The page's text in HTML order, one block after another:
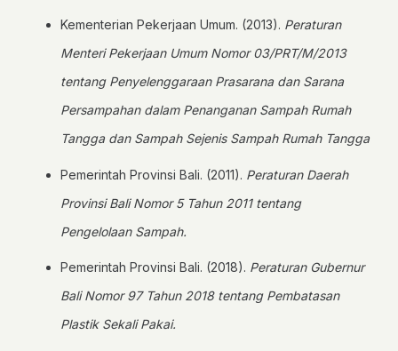
Kementerian Pekerjaan Umum. (2013). Peraturan
Menteri Pekerjaan Umum Nomor 03/PRT/M/2013
tentang Penyelenggaraan Prasarana dan Sarana
Persampahan dalam Penanganan Sampah Rumah
Tangga dan Sampah Sejenis Sampah Rumah Tangga
Pemerintah Provinsi Bali. (2011). Peraturan Daerah
Provinsi Bali Nomor 5 Tahun 2011 tentang
Pengelolaan Sampah.
Pemerintah Provinsi Bali. (2018). Peraturan Gubernur
Bali Nomor 97 Tahun 2018 tentang Pembatasan
Plastik Sekali Pakai.